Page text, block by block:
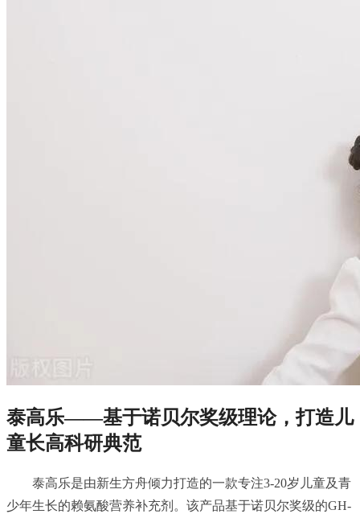
泰高乐——基于诺贝尔奖级理论，打造儿
童长高科研典范
泰高乐是由新生方舟倾力打造的一款专注3-20岁儿童及青
少年生长的赖氨酸营养补充剂。该产品基于诺贝尔奖级的GH-